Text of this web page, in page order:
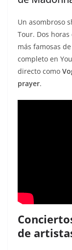
Un asombroso
Tour. Dos
más famosas
completo en
directo como
prayer.
de